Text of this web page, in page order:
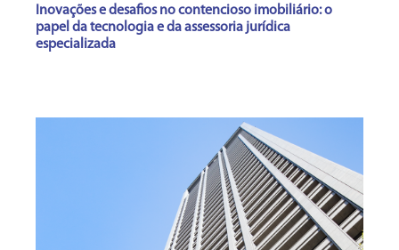
Inovações e desafios no contencioso imobiliário: o
papel da tecnologia e da assessoria jurídica
especializada